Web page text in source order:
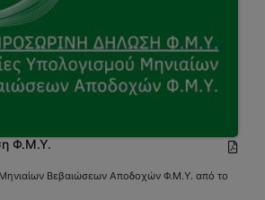
Φ.Μ.Υ.
Βεβαιώσεων Αποδοχών Φ.Μ.Υ. από το